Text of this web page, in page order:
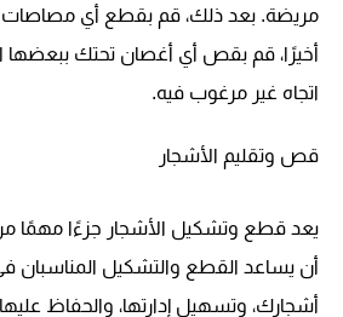
مريضة. بعد ذلك، قم بقطع أي مصاصات
أخيرًا، قم بقص أي أغصان تحتك ببعضها
اتجاه غير مرغوب فيه.
قص وتقليم الأشجار
يعد قطع وتشكيل الأشجار جزءًا مهمًا
أن يساعد القطع والتشكيل
أشجارك، وتسهيل إدارتها، والحفاظ